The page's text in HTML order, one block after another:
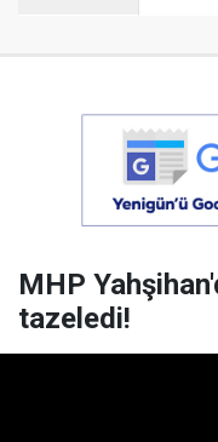
MHP
tazeledi!